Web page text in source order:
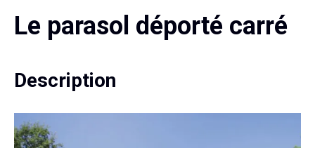
Le parasol déporté carré
Description